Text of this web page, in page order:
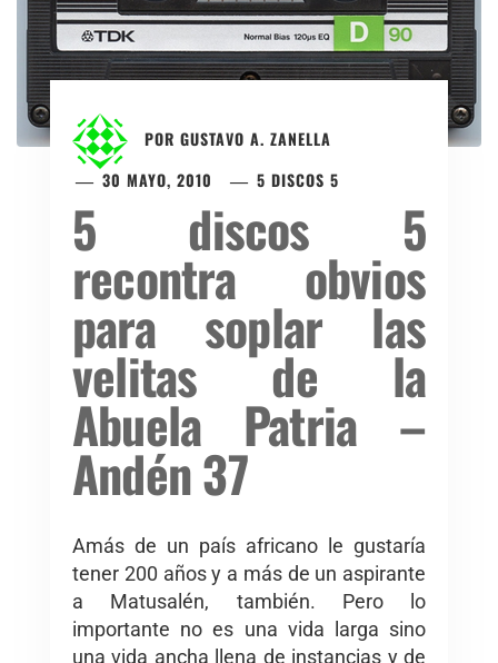
POR GUSTAVO A. ZANELLA
30 MAYO, 2010
5 DISCOS 5
5 discos 5
recontra obvios
para soplar las
velitas de la
Abuela Patria –
Andén 37
Amás de un país africano le gustaría
tener 200 años y a más de un aspirante
a Matusalén, también. Pero lo
importante no es una vida larga sino
una vida ancha llena de instancias y de